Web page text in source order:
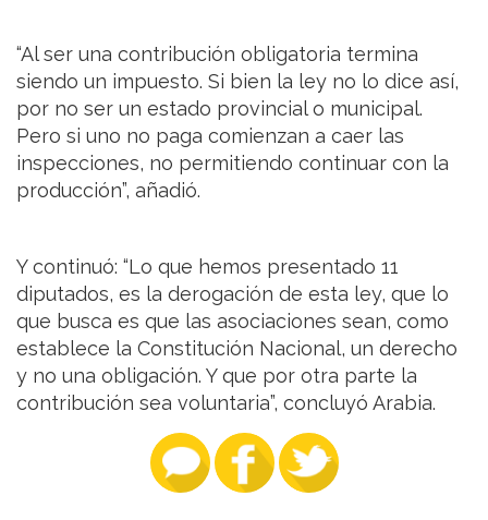
“Al ser una contribución obligatoria termina
siendo un impuesto. Si bien la ley no lo dice así,
por no ser un estado provincial o municipal.
Pero si uno no paga comienzan a caer las
inspecciones, no permitiendo continuar con la
producción”, añadió.
Y continuó: “Lo que hemos presentado 11
diputados, es la derogación de esta ley, que lo
que busca es que las asociaciones sean, como
establece la Constitución Nacional, un derecho
y no una obligación. Y que por otra parte la
contribución sea voluntaria”, concluyó Arabia.